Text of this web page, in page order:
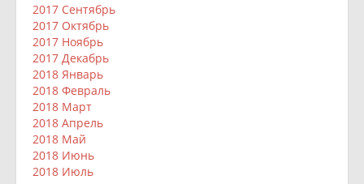
2017 Сентябрь
2017 Октябрь
2017 Ноябрь
2017 Декабрь
2018 Январь
2018 Февраль
2018 Март
2018 Апрель
2018 Май
2018 Июнь
2018 Июль